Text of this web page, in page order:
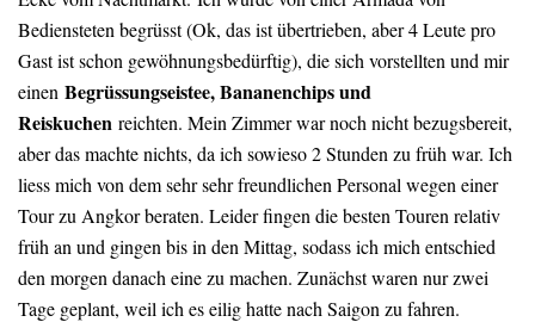
Bediensteten begrüsst (Ok, das ist übertrieben, aber 4 Leute pro
Gast ist schon gewöhnungsbedürftig), die sich vorstellten und mir
einen Begrüssungseistee, Bananenchips und
Reiskuchen reichten. Mein Zimmer war noch nicht bezugsbereit,
aber das machte nichts, da ich sowieso 2 Stunden zu früh war. Ich
liess mich von dem sehr sehr freundlichen Personal wegen einer
Tour zu Angkor beraten. Leider fingen die besten Touren relativ
früh an und gingen bis in den Mittag, sodass ich mich entschied
den morgen danach eine zu machen. Zunächst waren nur zwei
Tage geplant, weil ich es eilig hatte nach Saigon zu fahren.